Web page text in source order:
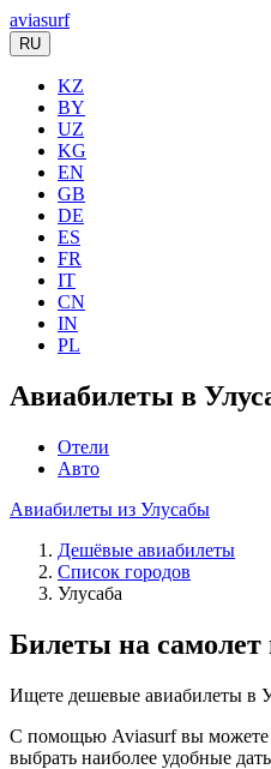
aviasurf
RU
KZ
BY
UZ
KG
EN
GB
DE
ES
FR
IT
CN
IN
PL
Авиабилеты в
Отели
Авто
Авиабилеты из Улусабы
Дешёвые авиабилеты
Список городов
Улусаба
Билеты на самолет
Ищете дешевые авиабилеты в
С помощью Aviasurf вы можете
выбрать наиболее удобные